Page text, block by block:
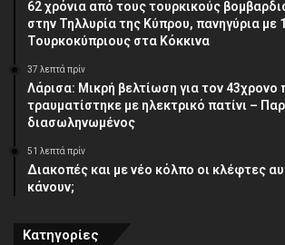
62 χρόνια από τους τουρκικούς
στην Τηλλυρία της Κύπρου, πανηγύρια με
Τουρκοκύπριους στα Κόκκινα
37 λεπτά πρίν
Λάρισα: Μικρή βελτίωση για τον 43χρονο
τραυματίστηκε με ηλεκτρικό πατίνι –
διασωληνωμένος
51 λεπτά πρίν
Διακοπές και με νέο κόλπο οι κλέφτες
κάνουν;
Κατηγορίες